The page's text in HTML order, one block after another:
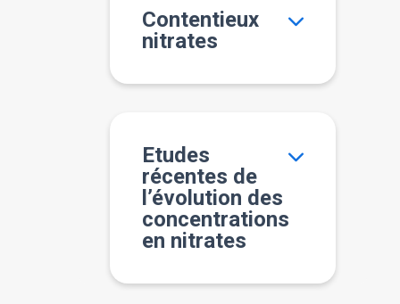
Contentieux
nitrates
Etudes
récentes de
l’évolution des
concentrations
en nitrates